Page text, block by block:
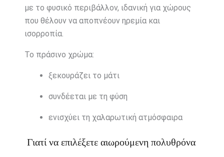
με το φυσικό περιβάλλον, ιδανική για χώρους
που θέλουν να αποπνέουν ηρεμία και
ισορροπία.
Το πράσινο χρώμα:
ξεκουράζει το μάτι
συνδέεται με τη φύση
ενισχύει τη χαλαρωτική ατμόσφαιρα
Γιατί να επιλέξετε αιωρούμενη πολυθρόνα